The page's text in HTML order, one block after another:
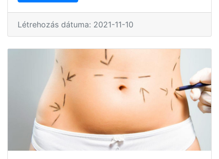
Létrehozás dátuma: 2021-11-10